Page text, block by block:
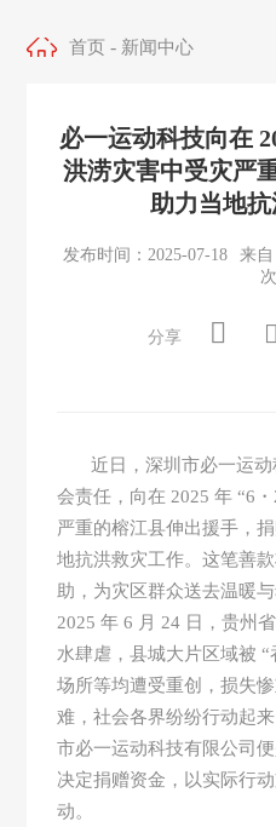
首页 - 新闻中心
必一运动科技向在
洪涝灾害中受灾严
助力当地
发布时间：2025-07-18 来
次
分享
近日，深圳市必一运动
会责任，向在 2025 年 “6
严重的榕江县伸出援手，
地抗洪救灾工作。这笔善
助，为灾区群众送去温暖与
2025 年 6 月 24 日，贵州
水肆虐，县城大片区域被
场所等均遭受重创，损失
难，社会各界纷纷行动起
市必一运动科技有限公司
决定捐赠资金，以实际行
动。​